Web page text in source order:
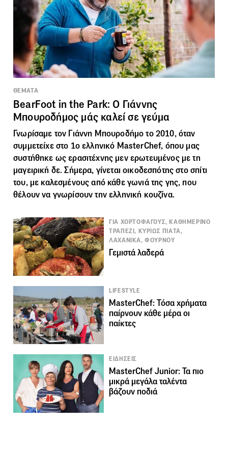
ΘΕΜΑΤΑ
BearFoot in the Park: Ο Γιάννης
Μπουροδήμος μάς καλεί σε γεύμα
Γνωρίσαμε τον Γιάννη Μπουροδήμο το 2010, όταν
συμμετείχε στο 1ο ελληνικό MasterChef, όπου μας
συστήθηκε ως ερασιτέχνης μεν ερωτευμένος με τη
μαγειρική δε. Σήμερα, γίνεται οικοδεσπότης στο σπίτι
του, με καλεσμένους από κάθε γωνιά της γης, που
θέλουν να γνωρίσουν την ελληνική κουζίνα.
ΓΙΑ ΧΟΡΤΟΦΑΓΟΥΣ, ΚΑΘΗΜΕΡΙΝΟ
ΤΡΑΠΕΖΙ, ΚΥΡΙΩΣ ΠΙΑΤΑ,
ΛΑΧΑΝΙΚΑ, ΦΟΥΡΝΟΥ
Γεμιστά λαδερά
LIFESTYLE
MasterChef: Τόσα χρήματα
παίρνουν κάθε μέρα οι
παίκτες
ΕΙΔΗΣΕΙΣ
MasterChef Junior: Τα πιο
μικρά μεγάλα ταλέντα
βάζουν ποδιά